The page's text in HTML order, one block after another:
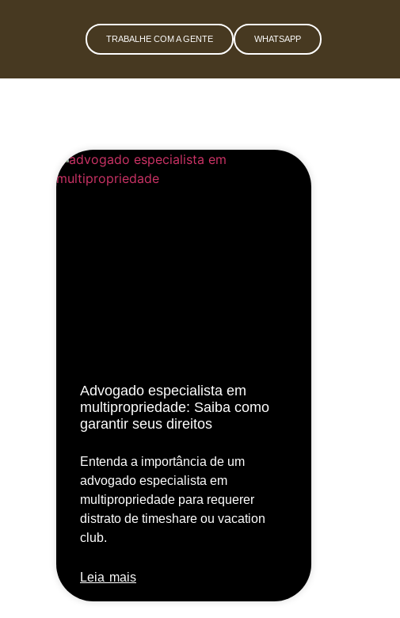
TRABALHE COM A GENTE WHATSAPP
Advogado especialista em
multipropriedade: Saiba como
garantir seus direitos
Entenda a importância de um
advogado especialista em
multipropriedade para requerer
distrato de timeshare ou vacation
club.
Leia mais